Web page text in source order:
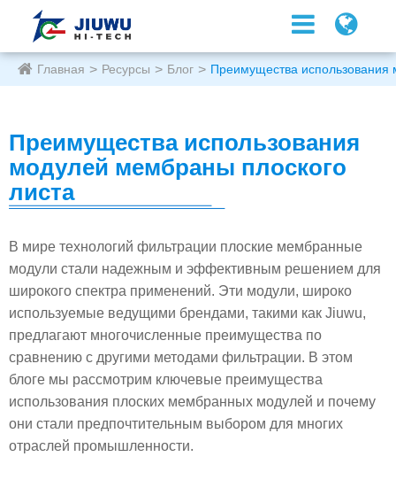
Главная Ресурсы Блог Преимущества использования
Преимущества использования
модулей мембраны плоского
листа
В мире технологий фильтрации плоские мембранные
модули стали надежным и эффективным решением для
широкого спектра применений. Эти модули, широко
используемые ведущими брендами, такими как Jiuwu,
предлагают многочисленные преимущества по
сравнению с другими методами фильтрации. В этом
блоге мы рассмотрим ключевые преимущества
использования плоских мембранных модулей и почему
они стали предпочтительным выбором для многих
отраслей промышленности.